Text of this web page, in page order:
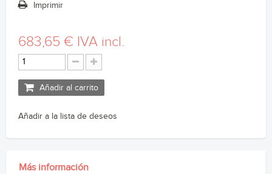
Imprimir
683,65 € IVA incl.
Añadir al carrito
Añadir a la lista de deseos
Más información